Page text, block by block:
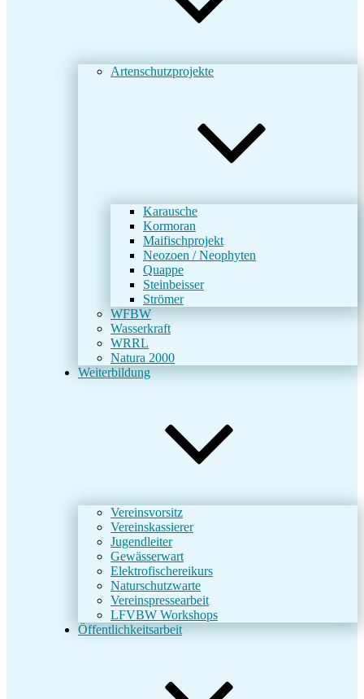
Artenschutzprojekte
Karausche
Kormoran
Maifischprojekt
Neozoen / Neophyten
Quappe
Steinbeisser
Strömer
WFBW
Wasserkraft
WRRL
Natura 2000
Weiterbildung
Vereinsvorsitz
Vereinskassierer
Jugendleiter
Gewässerwart
Elektrofischereikurs
Naturschutzwarte
Vereinspressearbeit
LFVBW Workshops
Öffentlichkeitsarbeit